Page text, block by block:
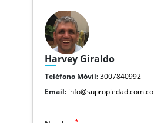
Harvey Giraldo
Teléfono Móvil:3007840992
Email: info@supropiedad.com.co